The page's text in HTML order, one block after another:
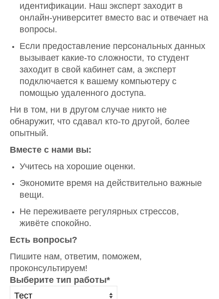
идентификации. Наш эксперт заходит в
онлайн-университет вместо вас и отвечает на
вопросы.
Если предоставление персональных данных
вызывает какие-то сложности, то студент
заходит в свой кабинет сам, а эксперт
подключается к вашему компьютеру с
помощью удаленного доступа.
Ни в том, ни в другом случае никто не
обнаружит, что сдавал кто-то другой, более
опытный.
Вместе с нами вы:
Учитесь на хорошие оценки.
Экономите время на действительно важные
вещи.
Не переживаете регулярных стрессов,
живёте спокойно.
Есть вопросы?
Пишите нам, ответим, поможем,
проконсультируем!
Выберите тип работы*